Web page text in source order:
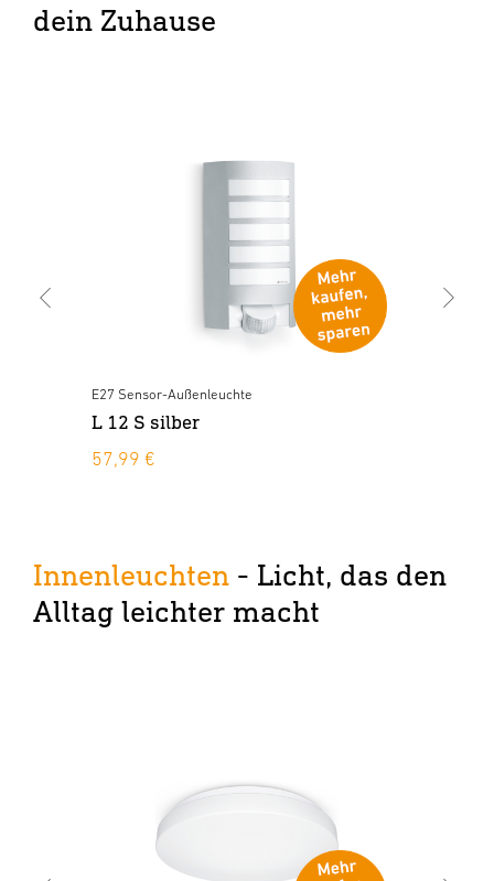
dein Zuhause
E27 Sensor-Außenleuchte
L 12 S silber
57,99 €
Innenleuchten - Licht, das den
Alltag leichter macht